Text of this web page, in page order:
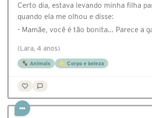
Certo dia, estava levando minha filha
quando ela me olhou e disse:
- Mamãe, você é tão bonita... Parece a
(Lara, 4 anos)
Animais Corpo e beleza